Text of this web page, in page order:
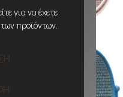
για να έχετε
προϊόντων.